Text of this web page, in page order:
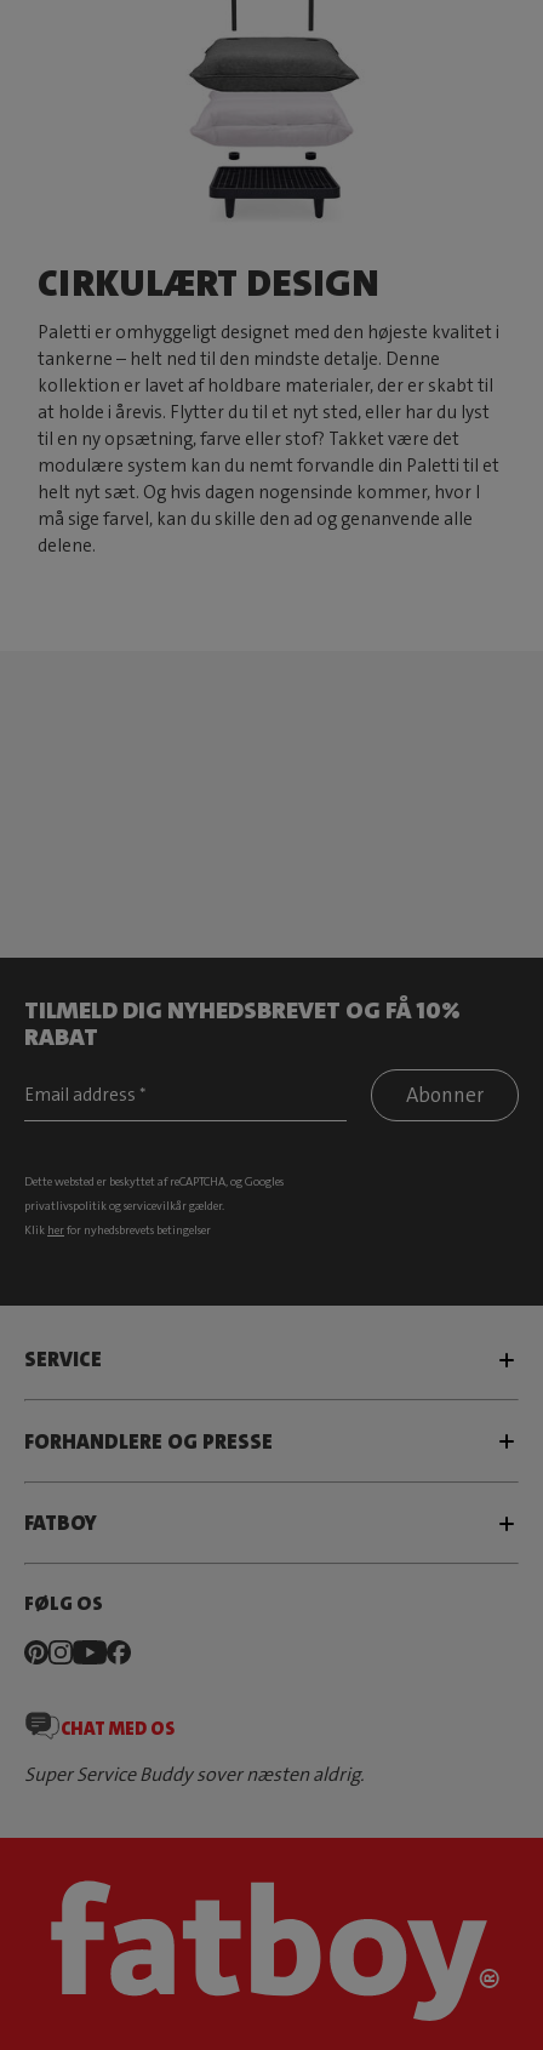
CIRKULÆRT DESIGN
Paletti er omhyggeligt designet med den højeste kvalitet i
tankerne – helt ned til den mindste detalje. Denne
kollektion er lavet af holdbare materialer, der er skabt til
at holde i årevis. Flytter du til et nyt sted, eller har du lyst
til en ny opsætning, farve eller stof? Takket være det
modulære system kan du nemt forvandle din Paletti til et
helt nyt sæt. Og hvis dagen nogensinde kommer, hvor I
må sige farvel, kan du skille den ad og genanvende alle
delene.
TILMELD DIG NYHEDSBREVET OG FÅ 10%
RABAT
Abonner
Dette websted er beskyttet af reCAPTCHA, og Googles
privatlivspolitikogservicevilkårgælder.
Klik herfor nyhedsbrevets betingelser
SERVICE
FORHANDLERE OG PRESSE
FATBOY
FØLG OS
CHAT MED OS
Super Service Buddy sover næsten aldrig.